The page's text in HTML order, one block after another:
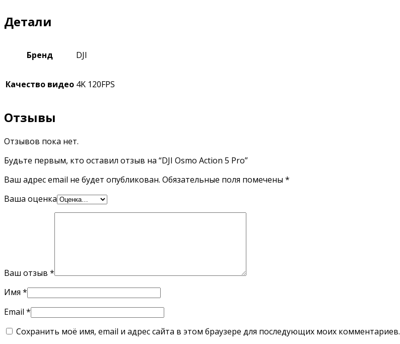
Детали
Бренд DJI
Качество видео 4K 120FPS
Отзывы
Отзывов пока нет.
Будьте первым, кто оставил отзыв на “DJI Osmo Action 5 Pro”
Ваш адрес email не будет опубликован. Обязательные поля помечены *
Ваша оценка
Ваш отзыв *
Имя *
Email *
Сохранить моё имя, email и адрес сайта в этом браузере для последующих моих комментариев.